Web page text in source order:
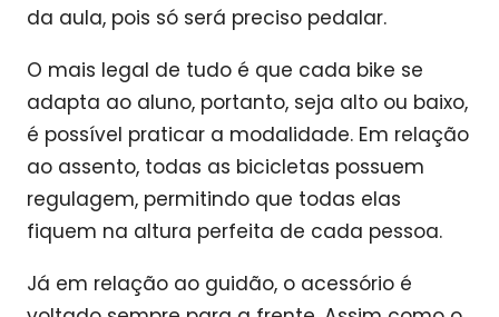
da aula, pois só será preciso pedalar.
O mais legal de tudo é que cada bike se
adapta ao aluno, portanto, seja alto ou baixo,
é possível praticar a modalidade. Em relação
ao assento, todas as bicicletas possuem
regulagem, permitindo que todas elas
fiquem na altura perfeita de cada pessoa.
Já em relação ao guidão, o acessório é